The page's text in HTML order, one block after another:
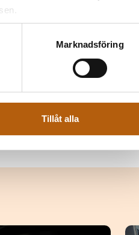
Marknadsföring
Tillåt alla